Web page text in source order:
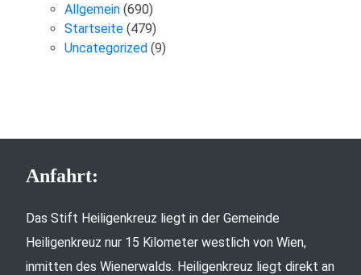
Allgemein (690)
Startseite (479)
Uncategorized (9)
Anfahrt:
Das Stift Heiligenkreuz liegt in der Gemeinde
Heiligenkreuz nur 15 Kilometer westlich von Wien,
inmitten des Wienerwalds. Heiligenkreuz liegt direkt an